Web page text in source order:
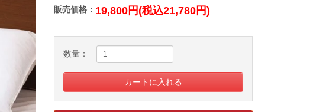
販売価格： 19,800円(税込21,780円)
数量：